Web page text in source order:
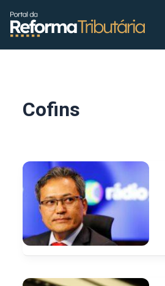
conteúdo
Cofins